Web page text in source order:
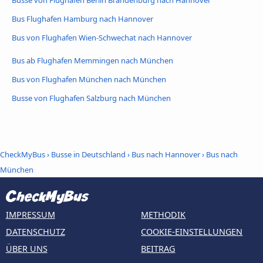
Bus Flughafen Hamburg nach Hannover
Bus von Flughafen Wien-Schwechat nach Hannover
Bus ab Flughafen Memmingen nach München
Bus von Flughafen München nach München
Busse von Flughafen Salzburg nach München
CheckMyBus› Busse in Deutschland › Bus nach Hannover› Bus nach
München
IMPRESSUM
DATENSCHUTZ
ÜBER UNS
METHODIK
COOKIE-EINSTELLUNGEN
BEITRAG